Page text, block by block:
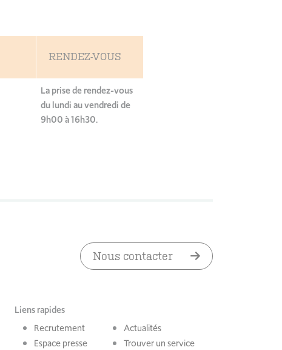
RENDEZ-VOUS
La prise de rendez-vous
du lundi au vendredi de
9h00 à 16h30.
Nous contacter
Liens rapides
Recrutement
Actualités
Espace presse
Trouver un service